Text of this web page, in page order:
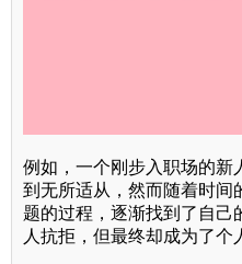
例如，一个刚步入职场的新
到无所适从，然而随着时间
题的过程，逐渐找到了自己
人抗拒，但最终却成为了个